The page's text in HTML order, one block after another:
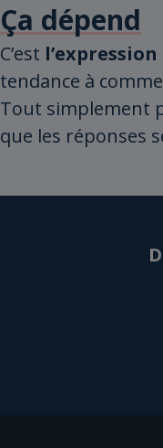
Ça dépend
C’est
tendance à
Tout simplement
que les réponses